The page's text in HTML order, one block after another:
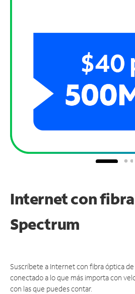
Internet con
Spectrum
Suscríbete a Internet con fibra óptica
conectado a lo que más importa con
con las que puedes contar.